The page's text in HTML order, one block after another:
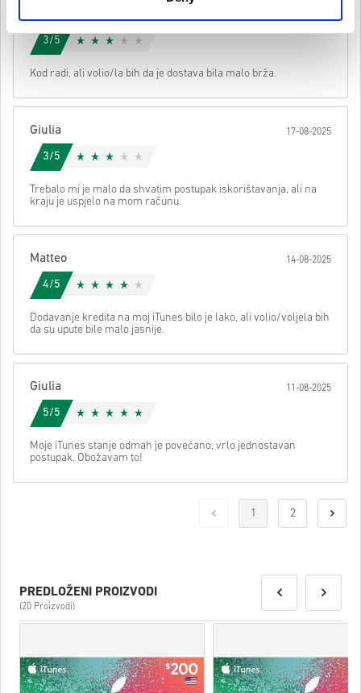
Pogledaj brzi vodič iznad ili slijedi korake ispod 👇
• Unesi svoju e-mail adresu
Nakon toga dobit ćeš e-mail sa sigurnom poveznicom za pristup
svom kodu.
Možemo li vam pomoći oko nečega?
3/5
Kod radi, ali volio/la bih da je dostava bila malo brža.
Giulia 17-08-2025
3/5
Trebalo mi je malo da shvatim postupak iskorištavanja, ali na
kraju je uspjelo na mom računu.
Matteo 14-08-2025
4/5
Dodavanje kredita na moj iTunes bilo je lako, ali volio/voljela bih
da su upute bile malo jasnije.
Giulia 11-08-2025
5/5
Moje iTunes stanje odmah je povećano, vrlo jednostavan
postupak. Obožavam to!
1 2
PREDLOŽENI PROIZVODI
(20 Proizvodi)